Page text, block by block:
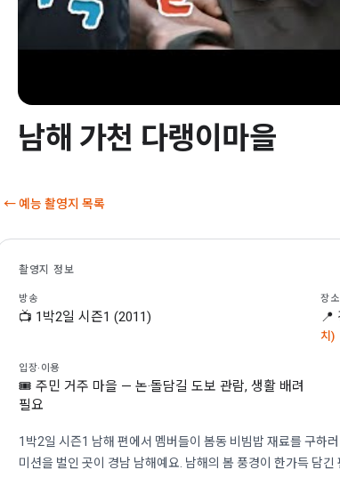
▶
남해 가천 다랭이마을
← 예능 촬영지 목록
촬영지 정보
방송
📺 1박2일 시즌1 (2011)
장소
📍
치)
입장·이용
🎟 주민 거주 마을 — 논·돌담길 도보 관람, 생활 배려
필요
1박2일 시즌1 남해 편에서 멤버들이 봄동 비빔밥 재료를 구하
미션을 벌인 곳이 경남 남해예요. 남해의 봄 풍경이 한가득 담긴